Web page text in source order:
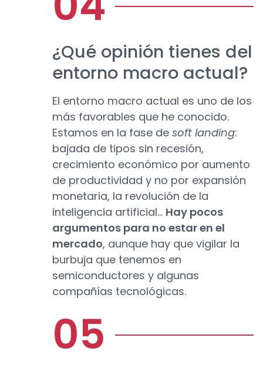
¿Qué opinión tienes del
entorno macro actual?
El entorno macro actual es uno de los
más favorables que he conocido.
Estamos en la fase de soft landing:
bajada de tipos sin recesión,
crecimiento económico por aumento
de productividad y no por expansión
monetaria, la revolución de la
inteligencia artificial... Hay pocos
argumentos para no estar en el
mercado, aunque hay que vigilar la
burbuja que tenemos en
semiconductores y algunas
compañías tecnológicas.